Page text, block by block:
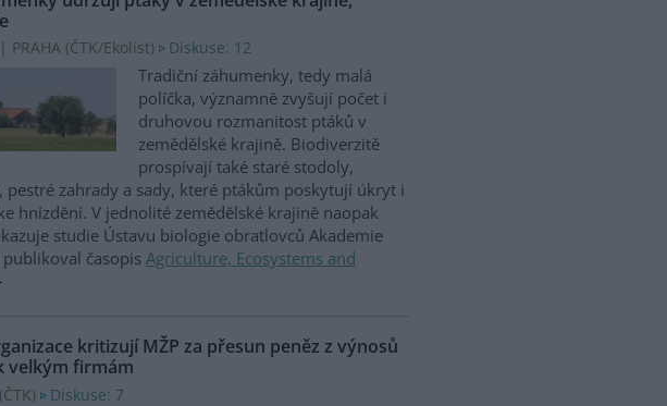
PRAHA (ČTK/Ekolist) Diskuse: 12
Tradiční záhumenky, tedy malá
políčka, významně zvyšují počet i
druhovou rozmanitost ptáků v
zemědělské krajině. Biodiverzitě
prospívají také staré stodoly,
pestré zahrady a sady, které ptákům poskytují úkryt i
hnízdění. V jednolité zemědělské krajině naopak
studie Ústavu biologie obratlovců Akademie
časopis Agriculture, Ecosystems and
kritizují MŽP za přesun peněz z výnosů
velkým firmám
ČTK) Diskuse: 7